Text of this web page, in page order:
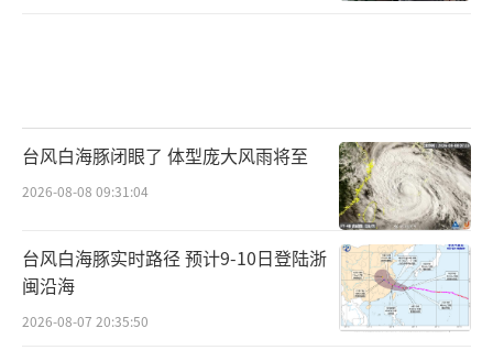
台风白海豚闭眼了 体型庞大风雨将至
2026-08-08 09:31:04
台风白海豚实时路径 预计9-10日登陆浙
闽沿海
2026-08-07 20:35:50